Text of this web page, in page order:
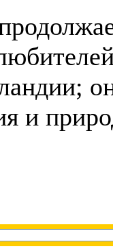
и